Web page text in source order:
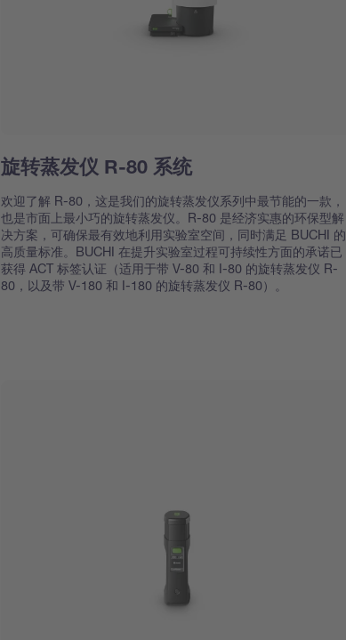
旋转蒸发仪 R-80 系统
欢迎了解 R-80，这是我们的旋转蒸发仪系列中最节能的一款，
也是市面上最小巧的旋转蒸发仪。R-80 是经济实惠的环保型解
决方案，可确保最有效地利用实验室空间，同时满足 BUCHI 的
高质量标准。BUCHI 在提升实验室过程可持续性方面的承诺已
获得 ACT 标签认证（适用于带 V-80 和 I-80 的旋转蒸发仪 R-
80，以及带 V-180 和 I-180 的旋转蒸发仪 R-80）。